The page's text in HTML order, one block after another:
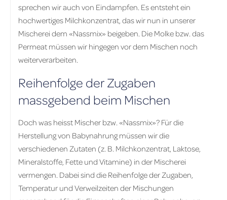
sprechen wir auch von Eindampfen. Es entsteht ein
hochwertiges Milchkonzentrat, das wir nun in unserer
Mischerei dem «Nassmix» beigeben. Die Molke bzw. das
Permeat müssen wir hingegen vor dem Mischen noch
weiterverarbeiten.
Reihenfolge der Zugaben
massgebend beim Mischen
Doch was heisst Mischer bzw. «Nassmix»? Für die
Herstellung von Babynahrung müssen wir die
verschiedenen Zutaten (z. B. Milchkonzentrat, Laktose,
Mineralstoffe, Fette und Vitamine) in der Mischerei
vermengen. Dabei sind die Reihenfolge der Zugaben,
Temperatur und Verweilzeiten der Mischungen